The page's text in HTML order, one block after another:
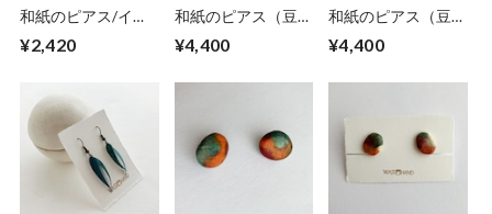
和紙のピアス/イヤ
アブルー】S
¥2,420
和紙のピアス（豆）
¥4,400
和紙のピアス（豆）
¥4,400